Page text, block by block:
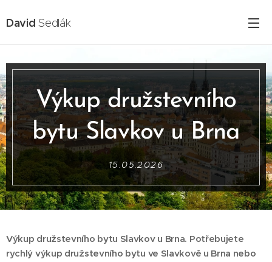
DavidSedlák
Výkup družstevního
bytu Slavkov u Brna
15.05.2026
Výkup družstevního bytu Slavkov u Brna. Potřebujete
rychlý výkup družstevního bytu ve Slavkově u Brna nebo